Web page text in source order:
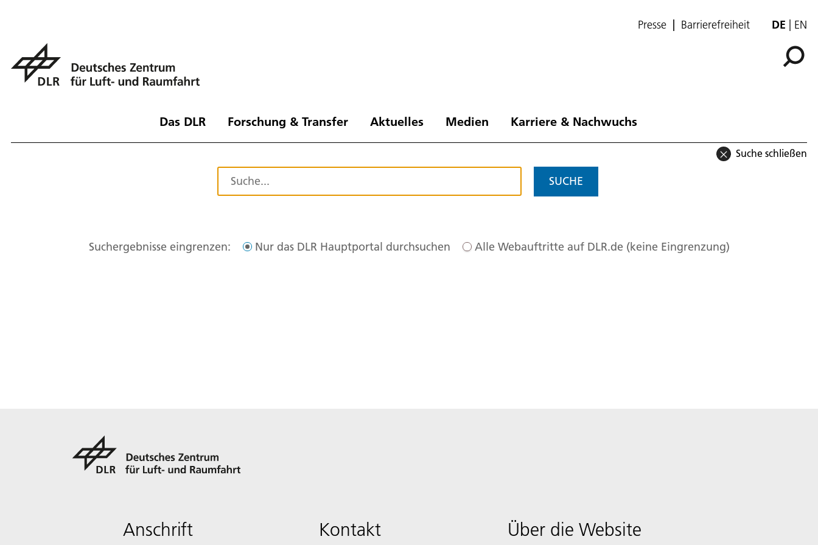
Presse Barrierefreiheit DE EN
Das DLR Forschung & Transfer Aktuelles Medien Karriere & Nachwuchs
Suche schließen
SUCHE
Suchergebnisse eingrenzen: Nur das DLR Hauptportal durchsuchen Alle Webauftritte auf DLR.de (keine Eingrenzung)
Anschrift Kontakt Über die Website